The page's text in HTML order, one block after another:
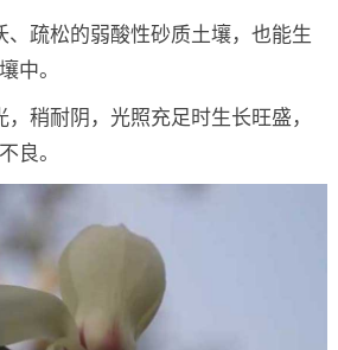
、疏松的弱酸性砂质土壤，也能生
中。
稍耐阴，光照充足时生长旺盛，
良。